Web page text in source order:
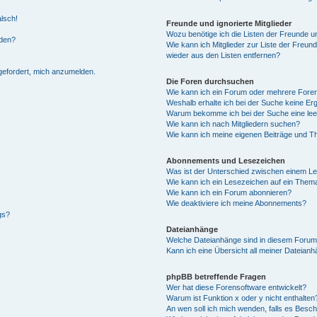
mich anzumelden.
Freunde und ignorierte Mitglieder
Wozu benötige ich die Listen der Freunde
Wie kann ich Mitglieder zur Liste der
wieder aus den Listen entfernen?
Die Foren durchsuchen
Wie kann ich ein Forum oder mehrere
Weshalb erhalte ich bei der Suche keine
Warum bekomme ich bei der Suche eine
Wie kann ich nach Mitgliedern suchen?
Wie kann ich meine eigenen Beiträge und
Abonnements und Lesezeichen
Was ist der Unterschied zwischen einem
Wie kann ich ein Lesezeichen auf ein
Wie kann ich ein Forum abonnieren?
Wie deaktiviere ich meine Abonnements?
Dateianhänge
Welche Dateianhänge sind in diesem
Kann ich eine Übersicht all meiner
phpBB betreffende Fragen
Wer hat diese Forensoftware entwickelt?
Warum ist Funktion x oder y nicht
An wen soll ich mich wenden, falls es